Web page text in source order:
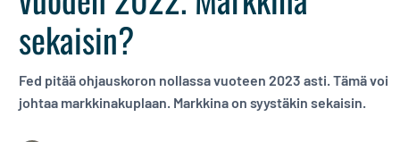
sekaisin?
Fed pitää ohjauskoron nollassa vuoteen 2023 asti. Tämä voi
johtaa markkinakuplaan. Markkina on syystäkin sekaisin.